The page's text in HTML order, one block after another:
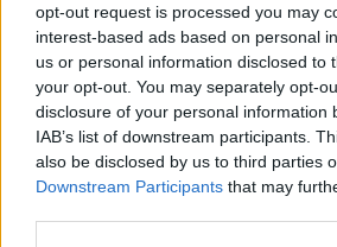
opt-out request is processed you may
interest-based ads based on personal
us or personal information disclosed to
your opt-out. You may separately opt-
disclosure of your personal information
IAB’s list of downstream participants.
also be disclosed by us to third parties
Downstream Participants that may
Στις πιο υποβαθμισμένες
των λεωφορείων μεταφράζεται
αντιδραστικότητα κατά της
[ΠΗΓΗ]